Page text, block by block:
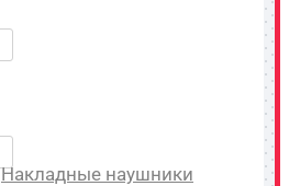
Накладные наушники